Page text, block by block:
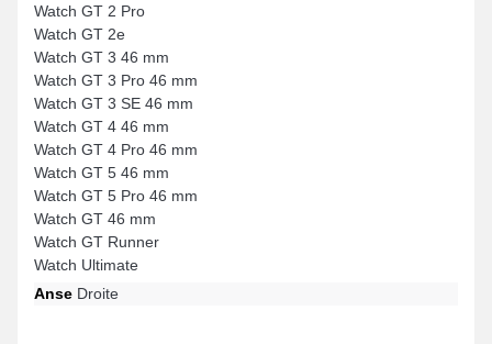
Watch GT 2 Pro
Watch GT 2e
Watch GT 3 46 mm
Watch GT 3 Pro 46 mm
Watch GT 3 SE 46 mm
Watch GT 4 46 mm
Watch GT 4 Pro 46 mm
Watch GT 5 46 mm
Watch GT 5 Pro 46 mm
Watch GT 46 mm
Watch GT Runner
Watch Ultimate
Anse Droite